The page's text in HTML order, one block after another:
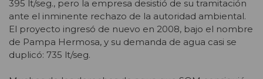
395 lt/seg., pero la empresa desistió de su tramitación
ante el inminente rechazo de la autoridad ambiental.
El proyecto ingresó de nuevo en 2008, bajo el nombre
de Pampa Hermosa, y su demanda de agua casi se
duplicó: 735 lt/seg.